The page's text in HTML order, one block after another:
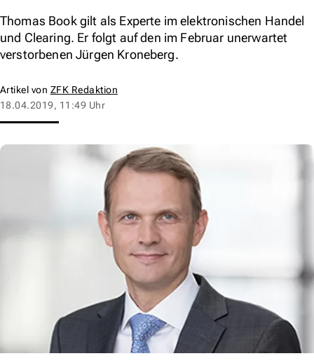
Thomas Book gilt als Experte im elektronischen Handel
und Clearing. Er folgt auf den im Februar unerwartet
verstorbenen Jürgen Kroneberg.
Artikel von ZFK Redaktion
18.04.2019, 11:49 Uhr